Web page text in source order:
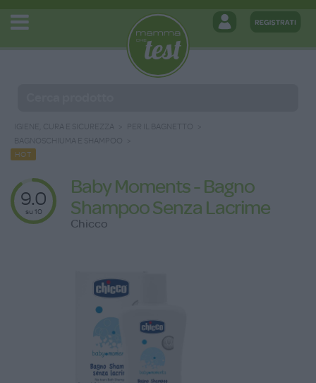
IGIENE, CURA E SICUREZZA
PER IL BAGNETTO
BAGNOSCHIUMA E SHAMPOO
HOT
9.0
su 10
Baby Moments - Bagno
Shampoo Senza Lacrime
Chicco